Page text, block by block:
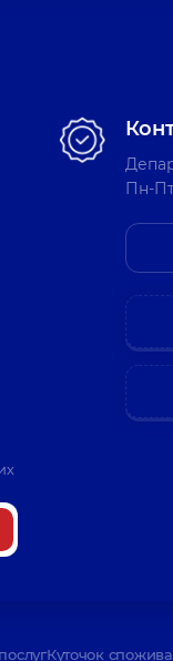
Пн-
Куточок